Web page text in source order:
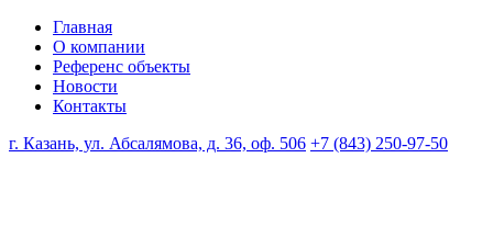
Главная
О компании
Референс объекты
Новости
Контакты
г. Казань, ул. Абсалямова, д. 36, оф. 506 +7 (843) 250-97-50